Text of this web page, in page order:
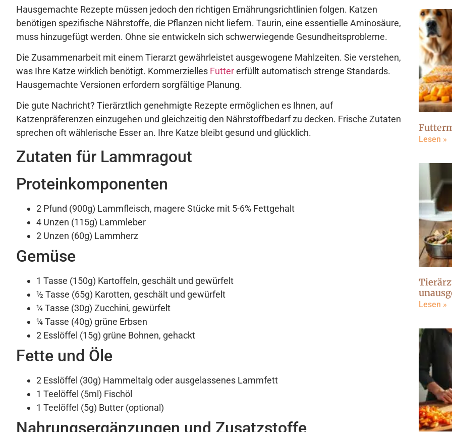
Hausgemachte Rezepte müssen jedoch den richtigen Ernährungsrichtlinien folgen. Katzen
benötigen spezifische Nährstoffe, die Pflanzen nicht liefern. Taurin, eine essentielle Aminosäure,
muss hinzugefügt werden. Ohne sie entwickeln sich schwerwiegende Gesundheitsprobleme.
Die Zusammenarbeit mit einem Tierarzt gewährleistet ausgewogene Mahlzeiten. Sie verstehen,
was Ihre Katze wirklich benötigt. Kommerzielles Futtererfüllt automatisch strenge Standards.
Hausgemachte Versionen erfordern sorgfältige Planung.
Die gute Nachricht? Tierärztlich genehmigte Rezepte ermöglichen es Ihnen, auf
Katzenpräferenzen einzugehen und gleichzeitig den Nährstoffbedarf zu decken. Frische Zutaten
sprechen oft wählerische Esser an. Ihre Katze bleibt gesund und glücklich.
Zutaten für Lammragout
Proteinkomponenten
2 Pfund (900g) Lammfleisch, magere Stücke mit 5-6% Fettgehalt
4 Unzen (115g) Lammleber
2 Unzen (60g) Lammherz
Gemüse
1 Tasse (150g) Kartoffeln, geschält und gewürfelt
½ Tasse (65g) Karotten, geschält und gewürfelt
¼ Tasse (30g) Zucchini, gewürfelt
¼ Tasse (40g) grüne Erbsen
2 Esslöffel (15g) grüne Bohnen, gehackt
Fette und Öle
2 Esslöffel (30g) Hammeltalg oder ausgelassenes Lammfett
1 Teelöffel (5ml) Fischöl
1 Teelöffel (5g) Butter (optional)
Nahrungsergänzungen und Zusatzstoffe
Lesen »
Lesen »